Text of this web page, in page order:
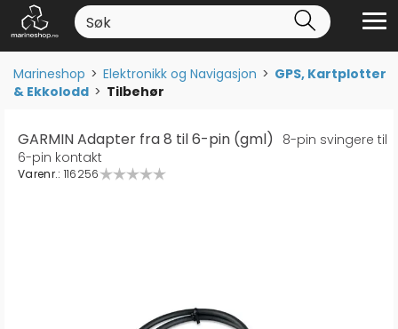
Marineshop>Elektronikk og Navigasjon>GPS, Kartplotter
& Ekkolodd>Tilbehør
GARMIN Adapter fra 8 til 6-pin (gml)
8-pin svingere til
6-pin kontakt
Varenr.: 116256